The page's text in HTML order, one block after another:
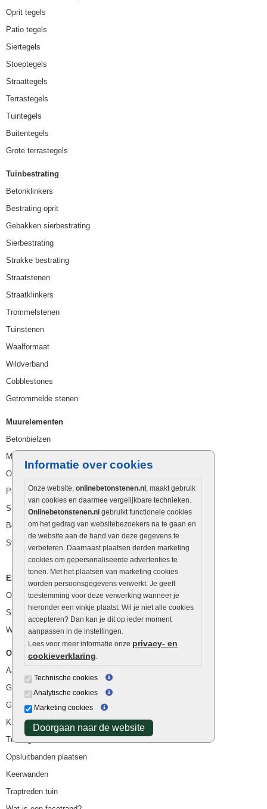
Informatie over cookies
Onze website, onlinebetonstenen.nl , maakt gebruik
van cookies en daarmee vergelijkbare technieken.
Onlinebetonstenen.nl gebruikt functionele cookies
om het gedrag van websitebezoekers na te gaan en
de website aan de hand van deze gegevens te
verbeteren. Daarnaast plaatsen derden marketing
cookies om gepersonaliseerde advertenties te
tonen. Met het plaatsen van marketing cookies
worden persoonsgegevens verwerkt. Je geeft
toestemming voor deze verwerking wanneer je
hieronder een vinkje plaatst. Wil je niet alle cookies
accepteren? Dan kan je dit op ieder moment
aanpassen in de instellingen.
Lees voor meer informatie onze privacy- en
cookieverklaring.
Technische cookies
Analytische cookies
Marketing cookies
Doorgaan naar de website
Oprit tegels
Patio tegels
Siertegels
Stoeptegels
Straattegels
Terrastegels
Tuintegels
Buitentegels
Grote terrastegels
Tuinbestrating
Betonklinkers
Bestrating oprit
Gebakken sierbestrating
Sierbestrating
Strakke bestrating
Straatstenen
Straatklinkers
Trommelstenen
Tuinstenen
Waalformaat
Wildverband
Cobblestones
Getrommelde stenen
Muurelementen
Betonbielzen
Muurstenen
Opsluitbanden
Palissaden
Stapelblokken
Betonblokken
Stapelstenen
Extra benodigdheden
Ophoogzand
Siergrind en siersplit
Waterafvoer
Overig
Aanbiedingen
Goedkope bestrating
Goedkope tuintegels
Kunstgras
Tuintegels outlet
Opsluitbanden plaatsen
Keerwanden
Traptreden tuin